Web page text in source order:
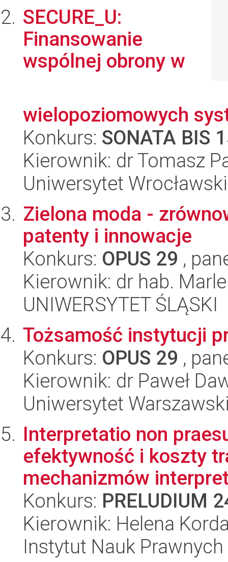
SECURE_U:
Finansowanie
wspólnej obrony w
wielopoziomowych
Konkurs: SONATA BIS
Kierownik: dr Tomasz
Uniwersytet Wrocławski
Zielona moda -
patenty i innowacje
Konkurs: OPUS 29 ,
Kierownik: dr hab.
UNIWERSYTET ŚLĄSKI
Tożsamość instytucji
Konkurs: OPUS 29 ,
Kierownik: dr Paweł
Uniwersytet
Interpretatio non
efektywność i koszty
mechanizmów
Konkurs: PRELUDIUM
Kierownik: Helena
Instytut Nauk Prawnych